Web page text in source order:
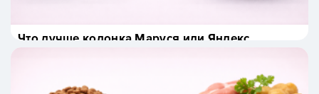
Что лучше колонка Маруся или Яндекс